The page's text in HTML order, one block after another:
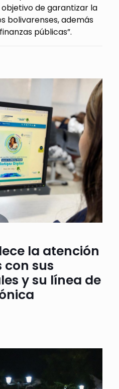
de garantizar la
bolivarenses, además
públicas”.
la atención
con sus
y su línea de